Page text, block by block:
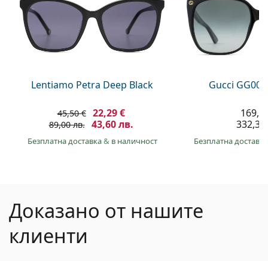
Lentiamo Petra Deep Black
45,50 € 22,29 €
89,00 лв. 43,60 лв.
Безплатна доставка& в наличност
Gucci
Безплатна
Доказано от нашите
клиенти